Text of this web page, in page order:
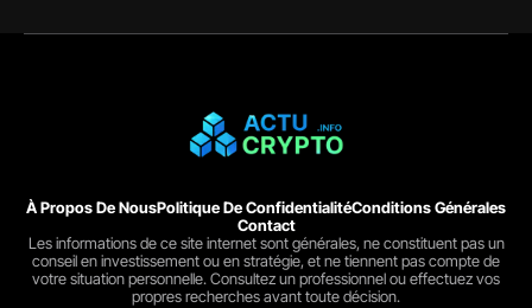
À Propos De NousPolitique De ConfidentialitéConditions Générales
Contact
Les informations de ce site internet sont générales, ne constituent pas un
conseil en investissement ou en stratégie, et ne tiennent pas compte de
votre situation personnelle. Consultez un professionnel ou effectuez vos
propres recherches avant toute décision.